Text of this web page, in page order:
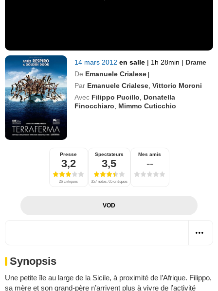
14 mars 2012en salle | 1h 28min | Drame
De Emanuele Crialese |
Par Emanuele Crialese ,Vittorio Moroni
Avec Filippo Pucillo
Donatella
Finocchiaro
Mimmo Cuticchio
Presse
3,2
26 critiques
Spectateurs
3,5
357 notes, 65 critiques
Mes amis
--
VOD
Synopsis
Une petite île au large de la Sicile, à proximité de l’Afrique. Filippo,
sa mère et son grand-père n’arrivent plus à vivre de l’activité